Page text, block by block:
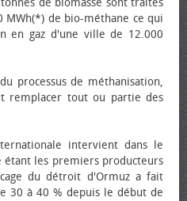
de biomasse sont traités
de bio-méthane ce qui
en gaz d'une ville de 12.000
processus de méthanisation,
remplacer tout ou partie des
intervient dans le
étant les premiers producteurs
du détroit d'Ormuz a fait
30 à 40 % depuis le début de